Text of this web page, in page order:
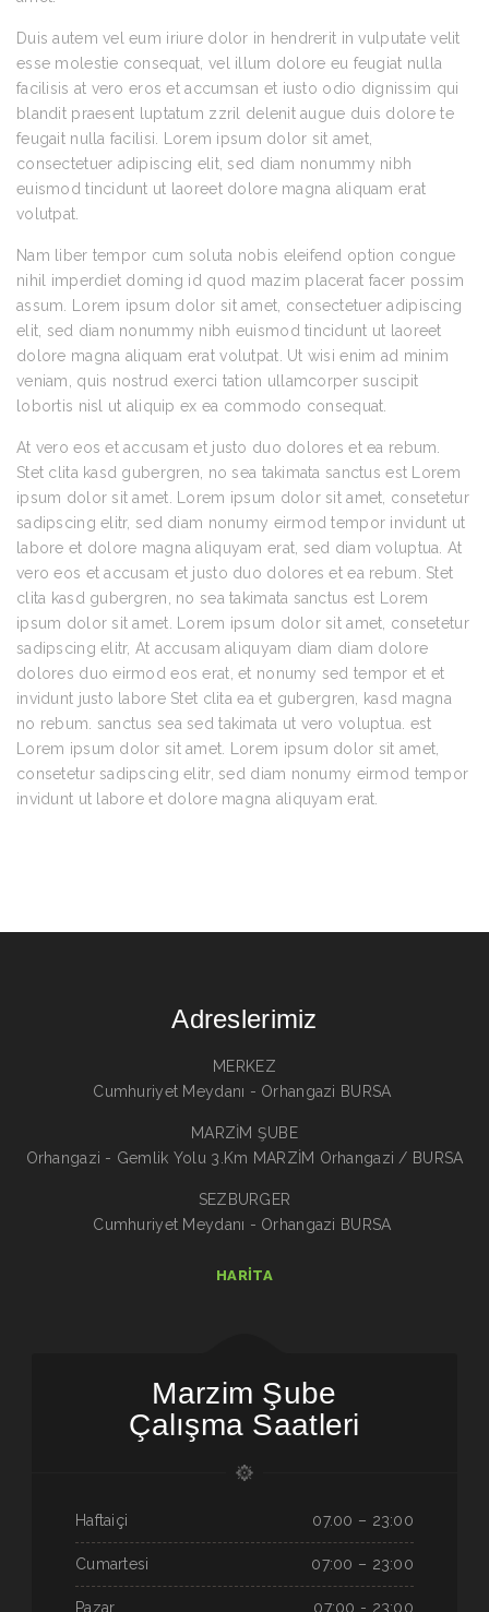
Duis autem vel eum iriure dolor in hendrerit in vulputate velit
esse molestie consequat, vel illum dolore eu feugiat nulla
facilisis at vero eros et accumsan et iusto odio dignissim qui
blandit praesent luptatum zzril delenit augue duis dolore te
feugait nulla facilisi. Lorem ipsum dolor sit amet,
consectetuer adipiscing elit, sed diam nonummy nibh
euismod tincidunt ut laoreet dolore magna aliquam erat
volutpat.
Nam liber tempor cum soluta nobis eleifend option congue
nihil imperdiet doming id quod mazim placerat facer possim
assum. Lorem ipsum dolor sit amet, consectetuer adipiscing
elit, sed diam nonummy nibh euismod tincidunt ut laoreet
dolore magna aliquam erat volutpat. Ut wisi enim ad minim
veniam, quis nostrud exerci tation ullamcorper suscipit
lobortis nisl ut aliquip ex ea commodo consequat.
At vero eos et accusam et justo duo dolores et ea rebum.
Stet clita kasd gubergren, no sea takimata sanctus est Lorem
ipsum dolor sit amet. Lorem ipsum dolor sit amet, consetetur
sadipscing elitr, sed diam nonumy eirmod tempor invidunt ut
labore et dolore magna aliquyam erat, sed diam voluptua. At
vero eos et accusam et justo duo dolores et ea rebum. Stet
clita kasd gubergren, no sea takimata sanctus est Lorem
ipsum dolor sit amet. Lorem ipsum dolor sit amet, consetetur
sadipscing elitr, At accusam aliquyam diam diam dolore
dolores duo eirmod eos erat, et nonumy sed tempor et et
invidunt justo labore Stet clita ea et gubergren, kasd magna
no rebum. sanctus sea sed takimata ut vero voluptua. est
Lorem ipsum dolor sit amet. Lorem ipsum dolor sit amet,
consetetur sadipscing elitr, sed diam nonumy eirmod tempor
invidunt ut labore et dolore magna aliquyam erat.
Adreslerimiz
MERKEZ
Cumhuriyet Meydanı - Orhangazi BURSA
MARZİM ŞUBE
Orhangazi - Gemlik Yolu 3.Km MARZİM Orhangazi / BURSA
SEZBURGER
Cumhuriyet Meydanı - Orhangazi BURSA
HARITA
Marzim Şube
Çalışma Saatleri
Haftaiçi 07.00 – 23:00
Cumartesi 07:00 – 23:00
Pazar 07:00 - 23:00